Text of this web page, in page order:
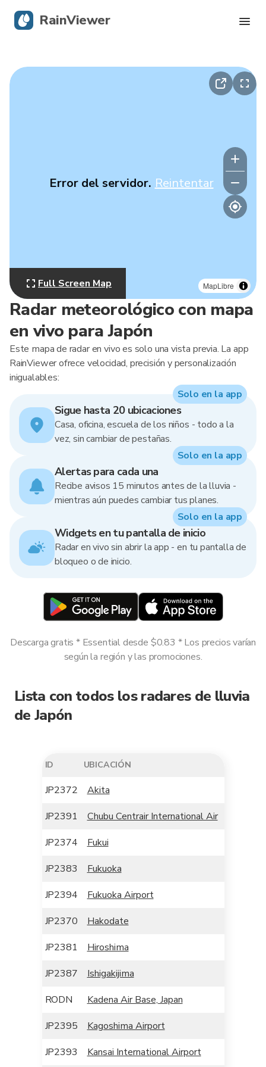
Radar meteorológico con mapa
en vivo para Japón
Este mapa de radar en vivo es solo una vista previa. La app
RainViewer ofrece velocidad, precisión y personalización
inigualables:
Sigue hasta 20 ubicaciones
Casa, oficina, escuela de los niños - todo a la
vez, sin cambiar de pestañas.
Solo en la app
Alertas para cada una
Recibe avisos 15 minutos antes de la lluvia -
mientras aún puedes cambiar tus planes.
Solo en la app
Widgets en tu pantalla de inicio
Radar en vivo sin abrir la app - en tu pantalla de
bloqueo o de inicio.
Solo en la app
Descarga gratis * Essential desde $0.83 * Los precios varían
según la región y las promociones.
MapLibre
Error del servidor. Reintentar
Full Screen Map
Lista con todos los radares de lluvia
de Japón
ID UBICACIÓN
JP2372
Akita
JP2391
Chubu Centrair International Air
JP2374
Fukui
JP2383
Fukuoka
JP2394
Fukuoka Airport
JP2370
Hakodate
JP2381
Hiroshima
JP2387
Ishigakijima
RODN
Kadena Air Base, Japan
JP2395
Kagoshima Airport
JP2393
Kansai International Airport
RainViewer